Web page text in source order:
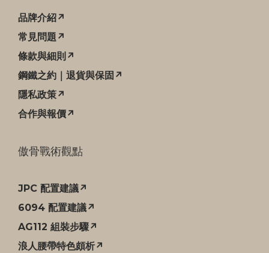
品牌介紹↗
常見問題↗
條款與細則↗
鋼鐵之約｜退貨與保固↗
隱私政策↗
合作與報價↗
傲骨戰術觀點
JPC 配置建議↗
6094 配置建議↗
AG112 組裝步驟↗
浪人腰帶特色頗析↗